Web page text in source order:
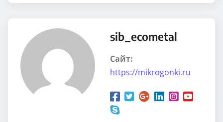
sib_ecometal
Сайт:
https://mikrogonki.ru